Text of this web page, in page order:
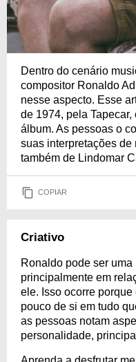
Dentro do cenário
compositor Ronaldo
nesse aspecto. Esse
de 1974, pela
álbum. As pessoas o
suas interpretações
também de Lindomar
COPIAR
Criativo
Ronaldo pode ser
principalmente em
ele. Isso ocorre
pouco de si em tudo
as pessoas notam
personalidade,